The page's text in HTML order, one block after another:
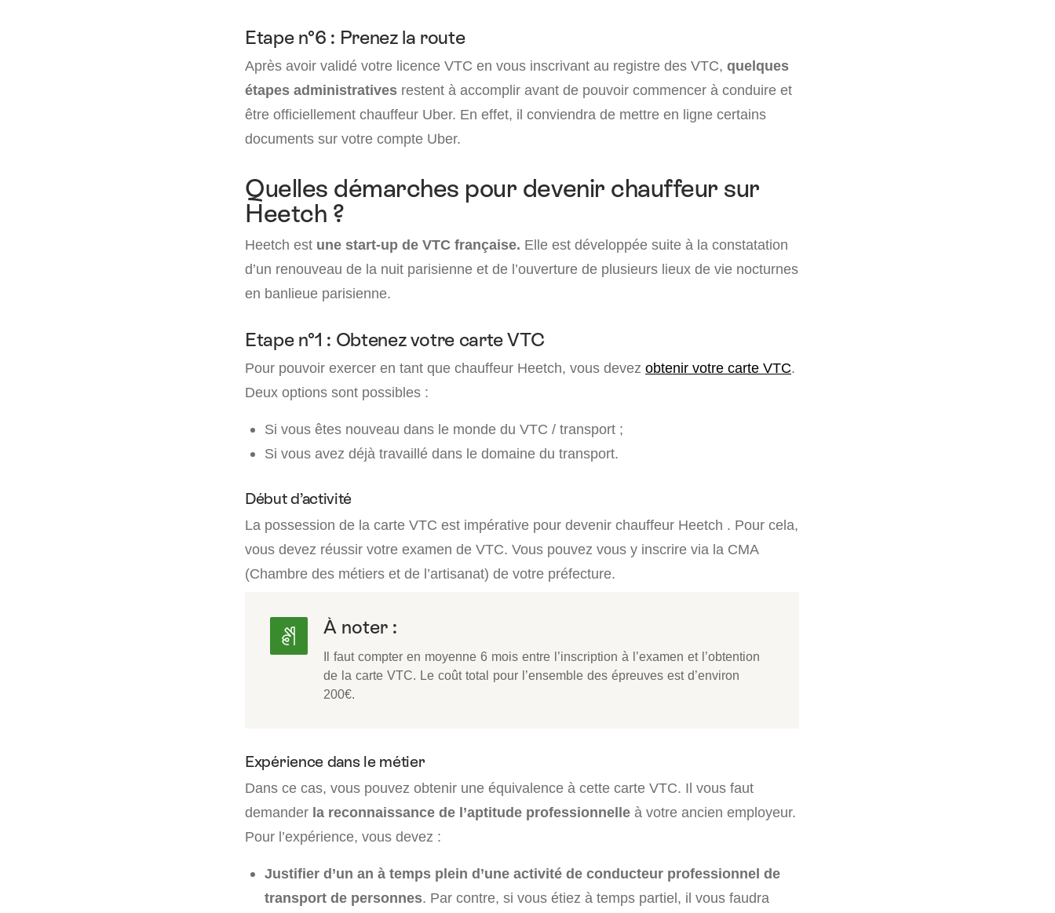
Etape n°6 : Prenez la route
Après avoir validé votre licence VTC en vous inscrivant au registre des VTC, quelques
étapes administratives restent à accomplir avant de pouvoir commencer à conduire et
être officiellement chauffeur Uber. En effet, il conviendra de mettre en ligne certains
documents sur votre compte Uber.
Quelles démarches pour devenir chauffeur sur
Heetch ?
Heetch est une start-up de VTC française. Elle est développée suite à la constatation
d’un renouveau de la nuit parisienne et de l’ouverture de plusieurs lieux de vie nocturnes
en banlieue parisienne.
Etape n°1 : Obtenez votre carte VTC
Pour pouvoir exercer en tant que chauffeur Heetch, vous devez obtenir votre carte VTC.
Deux options sont possibles :
Si vous êtes nouveau dans le monde du VTC / transport ;
Si vous avez déjà travaillé dans le domaine du transport.
Début d’activité
La possession de la carte VTC est impérative pour devenir chauffeur Heetch . Pour cela,
vous devez réussir votre examen de VTC. Vous pouvez vous y inscrire via la CMA
(Chambre des métiers et de l’artisanat) de votre préfecture.
À noter :
Il faut compter en moyenne 6 mois entre l’inscription à l’examen et l’obtention
de la carte VTC. Le coût total pour l’ensemble des épreuves est d’environ
200€.
Expérience dans le métier
Dans ce cas, vous pouvez obtenir une équivalence à cette carte VTC. Il vous faut
demander la reconnaissance de l’aptitude professionnelle à votre ancien employeur.
Pour l’expérience, vous devez :
Justifier d’un an à temps plein d’une activité de conducteur professionnel de
transport de personnes. Par contre, si vous étiez à temps partiel, il vous faudra